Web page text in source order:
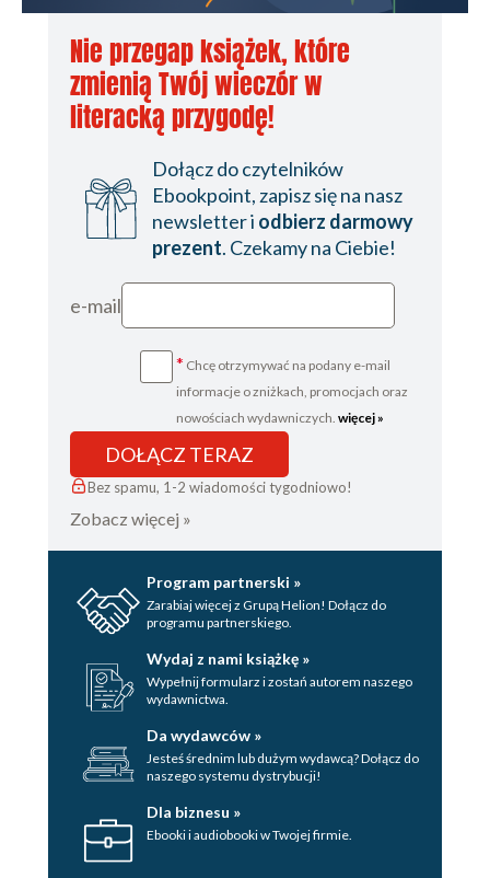
Nie przegap książek, które
zmienią Twój wieczór w
literacką przygodę!
Dołącz do czytelników
Ebookpoint, zapisz się na nasz
newsletter i odbierz darmowy
prezent. Czekamy na Ciebie!
e-mail
* Chcę otrzymywać na podany e-mail
informacje o zniżkach, promocjach oraz
nowościach wydawniczych. więcej »
DOŁĄCZ TERAZ
Bez spamu, 1-2 wiadomości tygodniowo!
Zobacz więcej »
Program partnerski »
Zarabiaj więcej z Grupą Helion! Dołącz do
programu partnerskiego.
Wydaj z nami książkę »
Wypełnij formularz i zostań autorem naszego
wydawnictwa.
Da wydawców »
Jesteś średnim lub dużym wydawcą? Dołącz do
naszego systemu dystrybucji!
Dla biznesu »
Ebooki i audiobooki w Twojej firmie.